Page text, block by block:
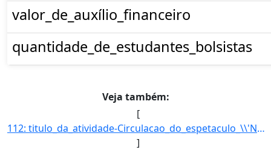
valor_de_auxílio_financeiro
quantidade_de_estudantes_bolsistas
Veja também:
[
112: titulo_da_atividade-Circulacao_do_espetaculo_\\'Nas_curvas_do_Rock_and_Roll''-tipo_da_atividade_d]
]